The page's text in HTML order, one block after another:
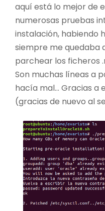
aquí está lo mejor de
numerosas pruebas
instalación, habiendo
siempre me quedaba
parchear los ficheros
Son muchas líneas a
hacía mal… Gracias a
(gracias de nuevo al